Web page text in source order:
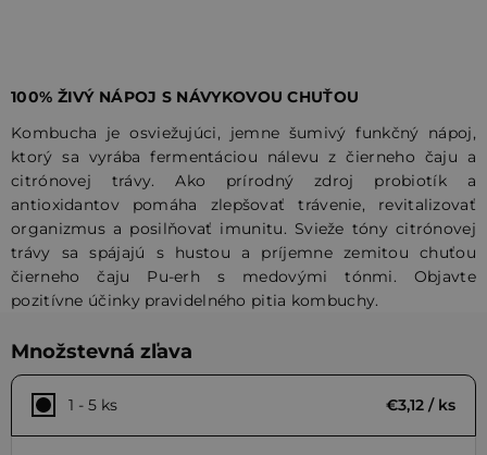
100% ŽIVÝ NÁPOJ S NÁVYKOVOU CHUŤOU
Kombucha je osviežujúci, jemne šumivý funkčný nápoj,
ktorý sa vyrába fermentáciou nálevu z čierneho čaju a
citrónovej trávy. Ako prírodný zdroj probiotík a
antioxidantov pomáha zlepšovať trávenie, revitalizovať
organizmus a posilňovať imunitu. Svieže tóny citrónovej
trávy sa spájajú s hustou a príjemne zemitou chuťou
čierneho čaju Pu-erh s medovými tónmi. Objavte
pozitívne účinky pravidelného pitia kombuchy.
Množstevná zľava
1 - 5 ks €3,12 / ks